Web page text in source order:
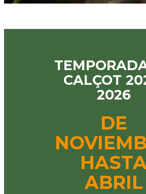
CALÇOT
2026
DE
ABRIL